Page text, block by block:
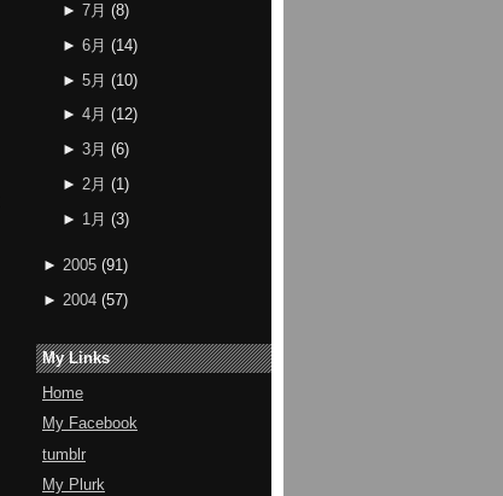
► 7月 (8)
► 6月 (14)
► 5月 (10)
► 4月 (12)
► 3月 (6)
► 2月 (1 )
► 1月 (3)
► 2005 (91)
► 2004 (57)
My Links
Home
My Facebook
tumblr
My Plurk